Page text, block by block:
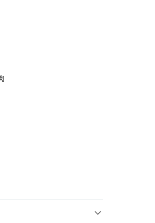
款」的支付方式。 讓您購物簡單
需儲值。
可結帳。
後，將跳轉至「AFTEE先享後
費